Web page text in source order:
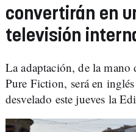
convertirán en
televisión
La adaptación, de la
Pure Fiction, será en
desvelado este jueves la